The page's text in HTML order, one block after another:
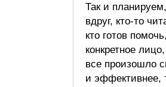
Так и
вдруг, кто-то
кто готов
конкретное
все произошло
и эффективнее,